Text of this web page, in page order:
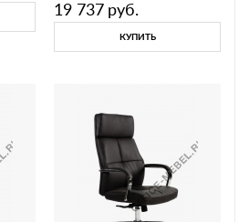
19 737 руб.
КУПИТЬ